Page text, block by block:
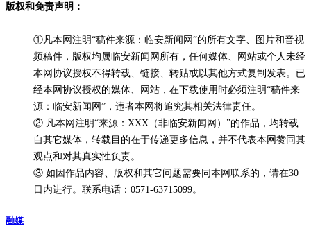
版权和免责声明：
①凡本网注明“稿件来源：临安新闻网”的所有文字、图片和音视
频稿件，版权均属临安新闻网所有，任何媒体、网站或个人未经
本网协议授权不得转载、链接、转贴或以其他方式复制发表。已
经本网协议授权的媒体、网站，在下载使用时必须注明“稿件来
源：临安新闻网”，违者本网将追究其相关法律责任。
② 凡本网注明“来源：XXX（非临安新闻网）”的作品，均转载
自其它媒体，转载目的在于传递更多信息，并不代表本网赞同其
观点和对其真实性负责。
③ 如因作品内容、版权和其它问题需要同本网联系的，请在30
日内进行。联系电话：0571-63715099。
融媒